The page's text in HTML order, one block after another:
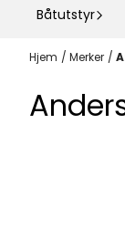
Båtutstyr
Hjem / Merker /